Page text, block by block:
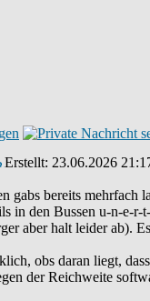
Erstellt: 23.06.2026
gabs bereits mehrfach
in den Bussen u-n-e-r-
aber halt leider ab).
obs daran liegt,
der Reichweite